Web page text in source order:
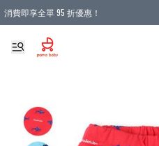
消費即享全單 95 折優惠！
購物滿 HKD 900.00即享免運費優惠！（